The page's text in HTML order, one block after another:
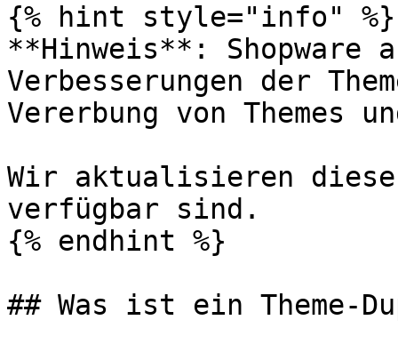
{% hint style="info" %}
**Hinweis**:
Verbesserungen der
Vererbung von Themes
Wir aktualisieren
verfügbar sind.
{% endhint %}
## Was ist ein Theme-